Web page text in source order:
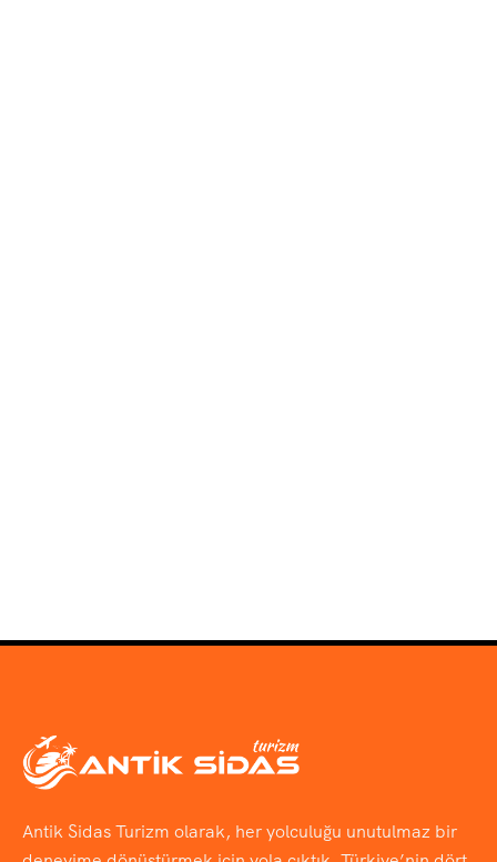
Antik Sidas Turizm olarak, her yolculuğu unutulmaz bir